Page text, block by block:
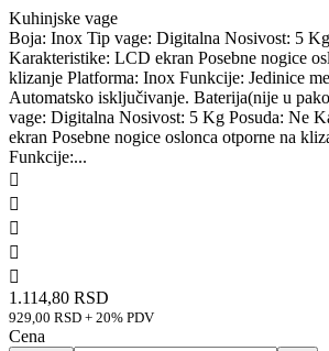
Kuhinjske vage
Boja: Inox Tip vage: Digitalna Nosivost: 5
Karakteristike: LCD ekran Posebne nogice
klizanje Platforma: Inox Funkcije: Jedinice
Automatsko isključivanje. Baterija(nije u
vage: Digitalna Nosivost: 5 Kg Posuda: Ne
ekran Posebne nogice oslonca otporne na
Funkcije:...





1.114,80 RSD
929,00 RSD + 20% PDV
Cena